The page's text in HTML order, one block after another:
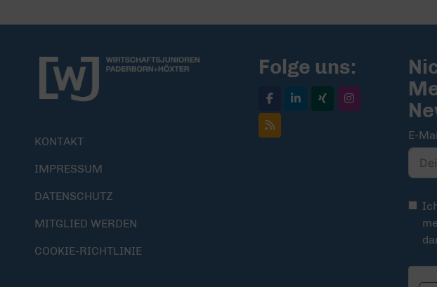
KONTAKT
IMPRESSUM
DATENSCHUTZ
MITGLIED WERDEN
COOKIE-RICHTLINIE
Folge uns:
E-